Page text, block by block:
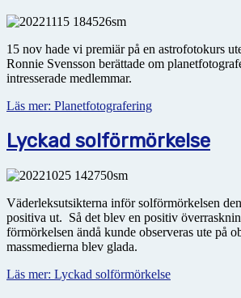
15 nov hade vi premiär på en astrofotokurs
Ronnie Svensson berättade om
intresserade medlemmar.
Läs mer: Planetfotografering
Lyckad solförmörkelse
Väderleksutsikterna inför solförmörkelsen
positiva ut. Så det blev en positiv
förmörkelsen ändå kunde observeras ute på
massmedierna blev glada.
Läs mer: Lyckad solförmörkelse